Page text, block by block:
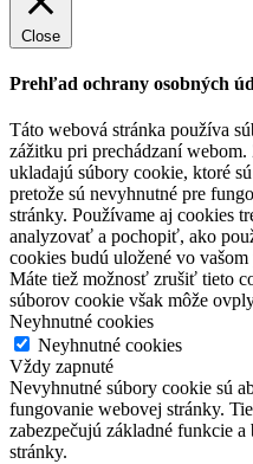
Close
Prehľad ochrany osobných
Táto webová stránka používa
zážitku pri prechádzaní
ukladajú súbory cookie, ktoré
pretože sú nevyhnutné pre
stránky. Používame aj cookies
analyzovať a pochopiť, ako
cookies budú uložené vo
Máte tiež možnosť zrušiť tieto
súborov cookie však môže
Neyhnutné cookies
Neyhnutné cookies
Vždy zapnuté
Nevyhnutné súbory cookie sú
fungovanie webovej stránky.
zabezpečujú základné funkcie
stránky.